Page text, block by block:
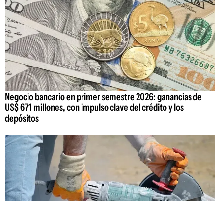
Negocio bancario en primer semestre 2026: ganancias de
US$ 671 millones, con impulso clave del crédito y los
depósitos